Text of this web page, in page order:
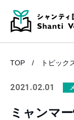
TOP トピック
2021.02.01
ミャンマ